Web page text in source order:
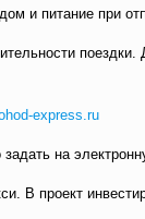
и питание при
express.ru
на
В проект